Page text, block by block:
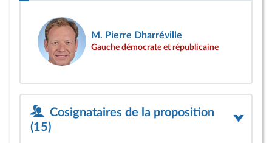
M. Pierre Dharréville
Gauche démocrate et républicaine
Cosignataires de la proposition
(15)